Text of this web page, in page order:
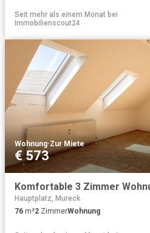
Seit mehr als einem Monat bei
Immobilienscout24
Wohnung·Zur Miete
€ 573
Hauptplatz, Mureck
76 m²2 ZimmerWohnung